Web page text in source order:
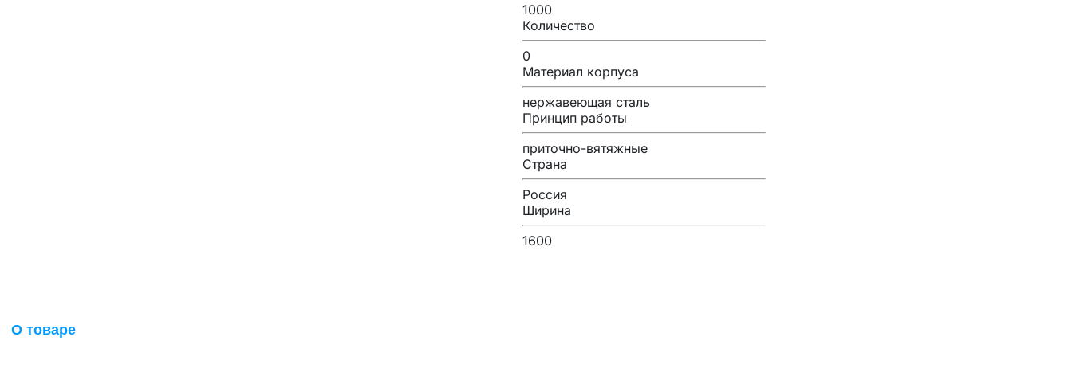
1000
Количество
0
Материал корпуса
нержавеющая сталь
Принцип работы
приточно-вятяжные
Страна
Россия
Ширина
1600
О товаре